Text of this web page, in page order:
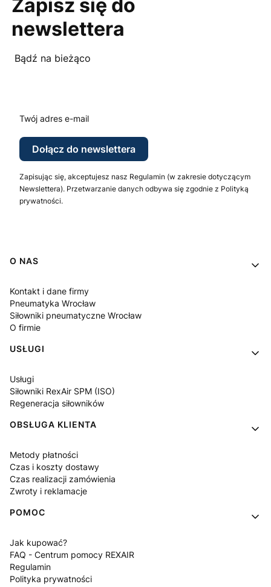
Zapisz się do
newslettera
Bądź na bieżąco
Twój adres e-mail
Dołącz do newslettera
Zapisując się, akceptujesz nasz Regulamin (w zakresie dotyczącym
Newslettera). Przetwarzanie danych odbywa się zgodnie z Polityką
prywatności.
Linki w stopce
O NAS
Kontakt i dane firmy
Pneumatyka Wrocław
Siłowniki pneumatyczne Wrocław
O firmie
USŁUGI
Usługi
Siłowniki RexAir SPM (ISO)
Regeneracja siłowników
OBSŁUGA KLIENTA
Metody płatności
Czas i koszty dostawy
Czas realizacji zamówienia
Zwroty i reklamacje
POMOC
Jak kupować?
FAQ - Centrum pomocy REXAIR
Regulamin
Polityka prywatności